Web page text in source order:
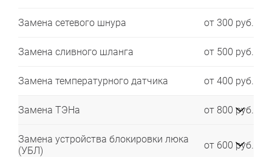
Замена сетевого шнура от 300 руб.
Замена сливного шланга от 500 руб.
Замена температурного датчика от 400 руб.
Замена ТЭНа от 800 руб.
Замена устройства блокировки люка
(УБЛ)
от 600 руб.